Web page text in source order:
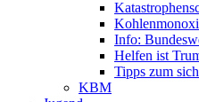
Info:
Helfen ist
Tipps zum
KBM